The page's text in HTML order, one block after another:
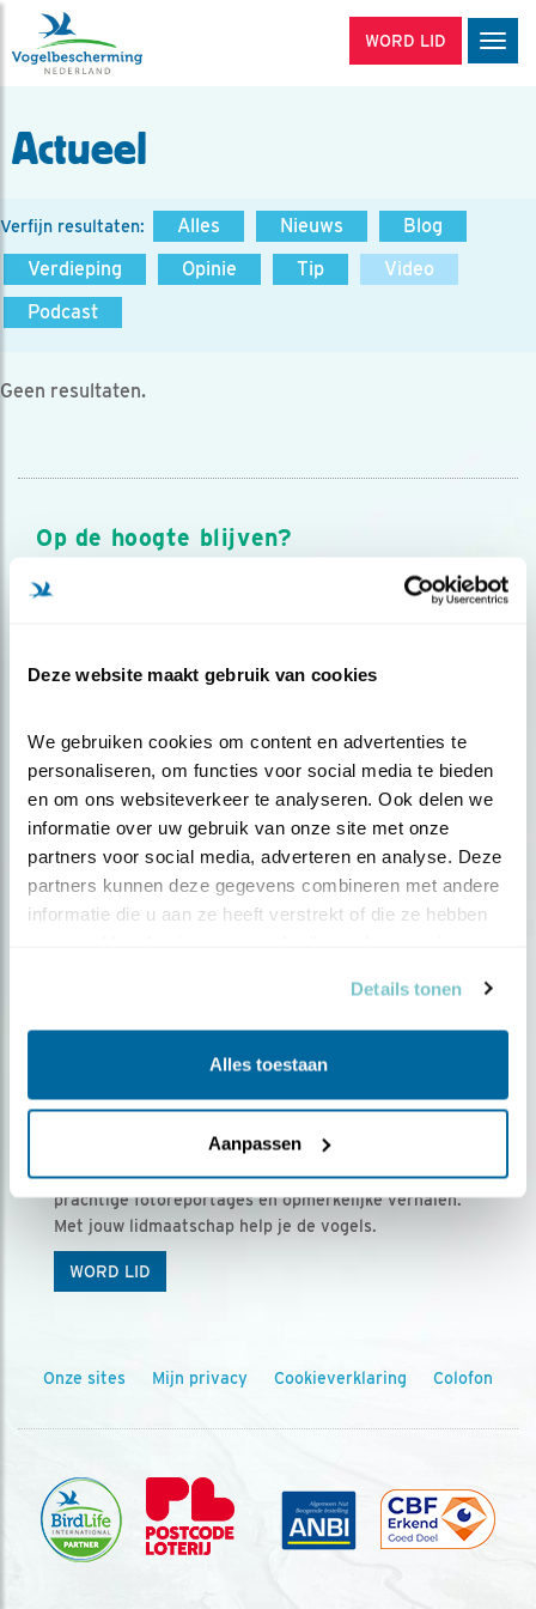
Deze website maakt gebruik van cookies
We gebruiken cookies om content en advertenties te
personaliseren, om functies voor social media te bieden
en om ons websiteverkeer te analyseren. Ook delen we
informatie over uw gebruik van onze site met onze
partners voor social media, adverteren en analyse. Deze
partners kunnen deze gegevens combineren met andere
informatie die u aan ze heeft verstrekt of die ze hebben
Details tonen
Alles toestaan
Aanpassen
WORD LID
Actueel
Verfijn resultaten: Alles Nieuws
Blog
Verdieping
Opinie Tip
Video
Podcast
Geen resultaten.
Op de hoogte blijven?
Meld je aan en ontvang nieuws, inspiratie, acties en tips
over vogels en activiteiten van Vogelbescherming.
Ontvang 5 x Vogels voor € 36,00 per jaar
Vogels is het tijdschrift voor onze leden, met
prachtige fotoreportages en opmerkelijke verhalen.
Met jouw lidmaatschap help je de vogels.
WORD LID
Onze sites Mijn privacy Cookieverklaring Colofon